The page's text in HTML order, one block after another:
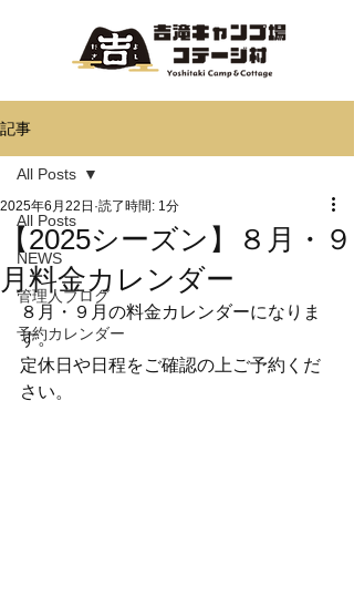
記事
All Posts
NEWS
管理人ブログ
予約カレンダー
All Posts
【2025シーズン】８月・９
月料金カレンダー
2025年6月22日 読了時間: 1分
８月・９月の料金カレンダーになりま
す。
定休日や日程をご確認の上ご予約くだ
さい。